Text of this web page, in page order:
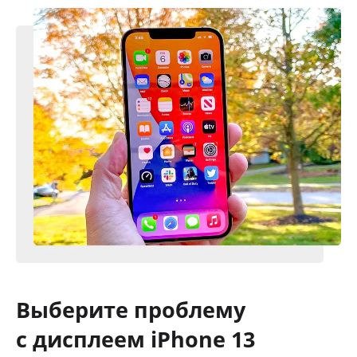
Выберите проблему
с дисплеем iPhone 13